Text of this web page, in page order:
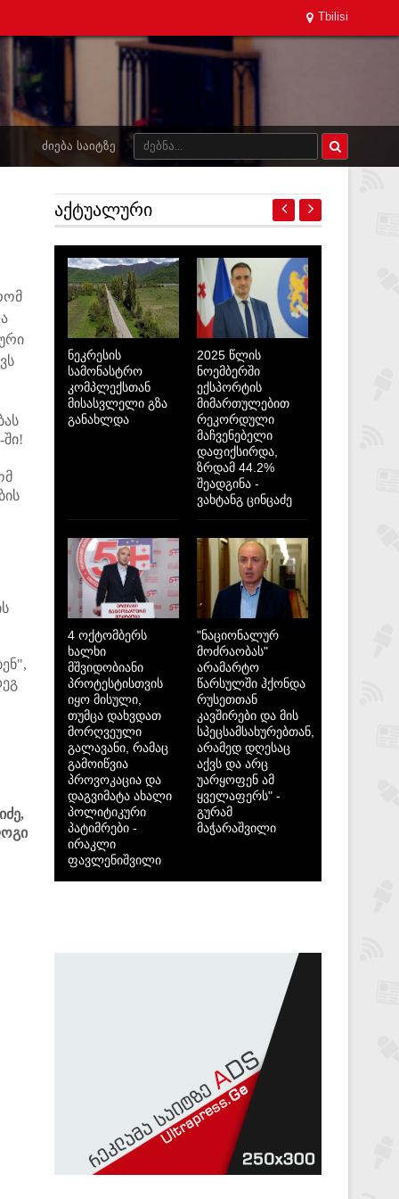
Tbilisi
ᲫᲘᲔᲑᲐ ᲡᲐᲘᲢᲖᲔ
ᲐᲥᲢᲣᲐᲚᲣᲠᲘ
ნეკრესის
სამონასტრო
კომპლექსთან
მისასვლელი გზა
განახლდა
2025 წლის
ნოემბერში
ექსპორტის
მიმართულებით
რეკორდული
მაჩვენებელი
დაფიქსირდა,
ზრდამ 44.2%
შეადგინა -
ვახტანგ ცინცაძე
4 ოქტომბერს
ხალხი
მშვიდობიანი
პროტესტისთვის
იყო მისული,
თუმცა დახვდათ
მორღვეული
გალავანი, რამაც
გამოიწვია
პროვოკაცია და
დაგვიმატა ახალი
პოლიტიკური
პატიმრები -
ირაკლი
ფავლენიშვილი
"ნაციონალურ
მოძრაობას"
არამარტო
წარსულში ჰქონდა
რუსეთთან
კავშირები და მის
სპეცსამსახურებთან,
არამედ დღესაც
აქვს და არც
უარყოფენ ამ
ყველაფერს" -
გურამ
მაჭარაშვილი